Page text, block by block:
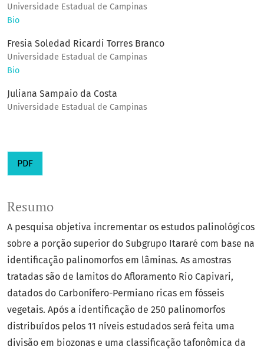
Universidade Estadual de Campinas
Bio
Fresia Soledad Ricardi Torres Branco
Universidade Estadual de Campinas
Bio
Juliana Sampaio da Costa
Universidade Estadual de Campinas
PDF
Resumo
A pesquisa objetiva incrementar os estudos palinológicos
sobre a porção superior do Subgrupo Itararé com base na
identificação palinomorfos em lâminas. As amostras
tratadas são de lamitos do Afloramento Rio Capivari,
datados do Carbonífero-Permiano ricas em fósseis
vegetais. Após a identificação de 250 palinomorfos
distribuídos pelos 11 níveis estudados será feita uma
divisão em biozonas e uma classificação tafonômica da